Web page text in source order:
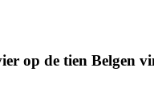
op de tien Belgen